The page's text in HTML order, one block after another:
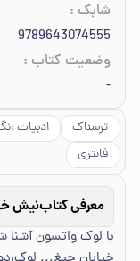
شابک :
9789643074555
وضعیت کتاب :
-
ترسناک ادبیات
فانتزی
معرفی کتابنیش
با لوک واتسون